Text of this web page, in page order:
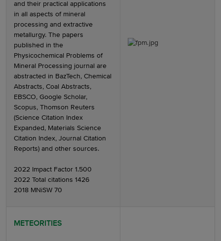
and their practical applications
in all aspects of mineral
processing and extractive
metallurgy. The papers
published in the
Physicochemical Problems of
Mineral Processing journal are
abstracted in BazTech, Chemical
Abstracts, Coal Abstracts,
EBSCO, Google Scholar,
Scopus, Thomson Reuters
(Science Citation Index
Expanded, Materials Science
Citation Index, Journal Citation
Reports) and other sources.
2022 Impact Factor 1.500
2022 Total citations 1426
2018 MNiSW 70
METEORITIES